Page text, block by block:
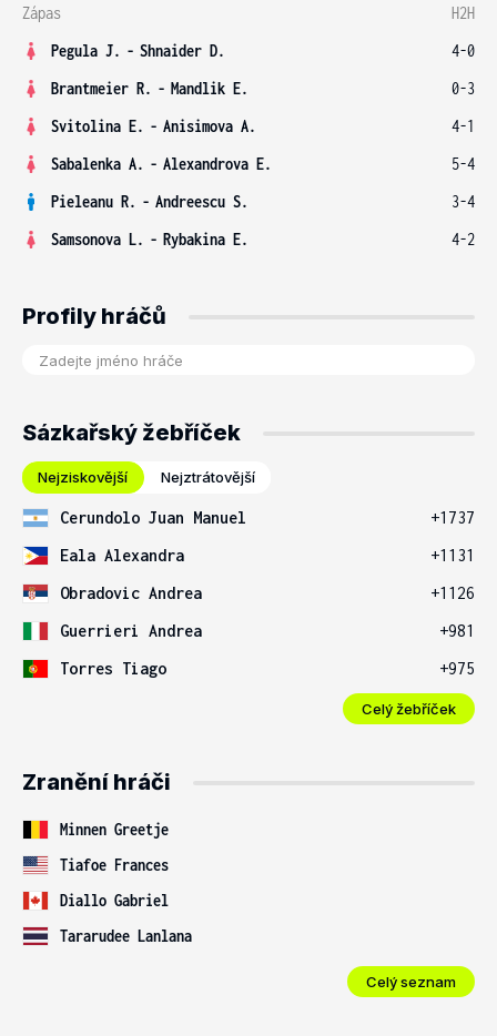
Zápas
H2H
Pegula J. - Shnaider D.
4-0
Brantmeier R. - Mandlik E.
0-3
Svitolina E. - Anisimova A.
4-1
Sabalenka A. - Alexandrova E.
5-4
Pieleanu R. - Andreescu S.
3-4
Samsonova L. - Rybakina E. 4-2
Profily hráčů
Sázkařský žebříček
Nejziskovější Nejztrátovější
Cerundolo Juan Manuel
+1737
Eala Alexandra
+1131
Obradovic Andrea
+1126
Guerrieri Andrea
+981
Torres Tiago
+975
Celý žebříček
Zranění hráči
Minnen Greetje
Tiafoe Frances
Diallo Gabriel
Tararudee Lanlana
Celý seznam